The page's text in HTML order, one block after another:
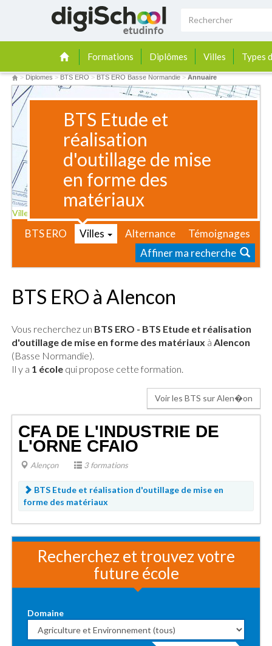
Formations Diplômes Villes Types
> Diplomes > BTS ERO > BTS ERO Basse Normandie > Annuaire
BTS Etude et
réalisation
d'outillage de mise
en forme des
matériaux
Villes
BTS ERO Villes Alternance
Témoignages
Affiner ma recherche
BTS ERO à Alencon
Vous recherchez un BTS ERO - BTS Etude et réalisation
d'outillage de mise en forme des matériaux à Alencon
(Basse Normandie).
Il y a 1 école qui propose cette formation.
Voir les BTS sur Alen�on
CFA DE L'INDUSTRIE DE
L'ORNE CFAIO
Alençon 3 formations
BTS Etude et réalisation d'outillage de mise en
forme des matériaux
Recherchez et trouvez votre
future école
Domaine